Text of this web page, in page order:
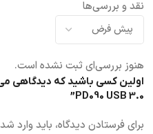
نقد و بررسی‌ها
هنوز بررسی‌ای ثبت نشده است.
PD090 USB 3.0”
برای فرستادن دیدگاه، بایدوارد